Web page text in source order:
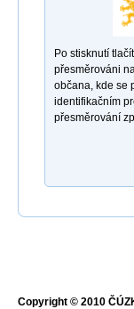
Po stisknutí
přesměrováni
občana, kde se
identifikačním
přesměrování
Copyright © 2010